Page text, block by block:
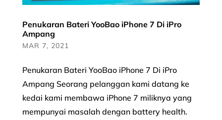
Penukaran Bateri YooBao iPhone 7 Di iPro
Ampang
MAR 7, 2021
Penukaran Bateri YooBao iPhone 7 Di iPro
Ampang Seorang pelanggan kami datang ke
kedai kami membawa iPhone 7 miliknya yang
mempunyai masalah dengan battery health.